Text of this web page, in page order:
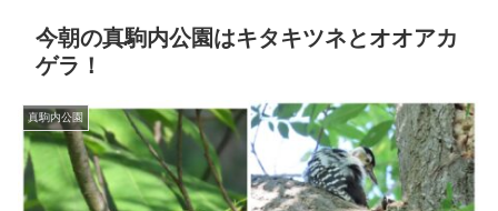
今朝の真駒内公園はキタキツネとオオアカ
ゲラ！
真駒内公園